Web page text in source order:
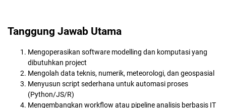
Tanggung Jawab Utama
Mengoperasikan software modelling dan komputasi yang
dibutuhkan project
Mengolah data teknis, numerik, meteorologi, dan geospasial
Menyusun script sederhana untuk automasi proses
(Python/JS/R)
Mengembangkan workflow atau pipeline analisis berbasis IT